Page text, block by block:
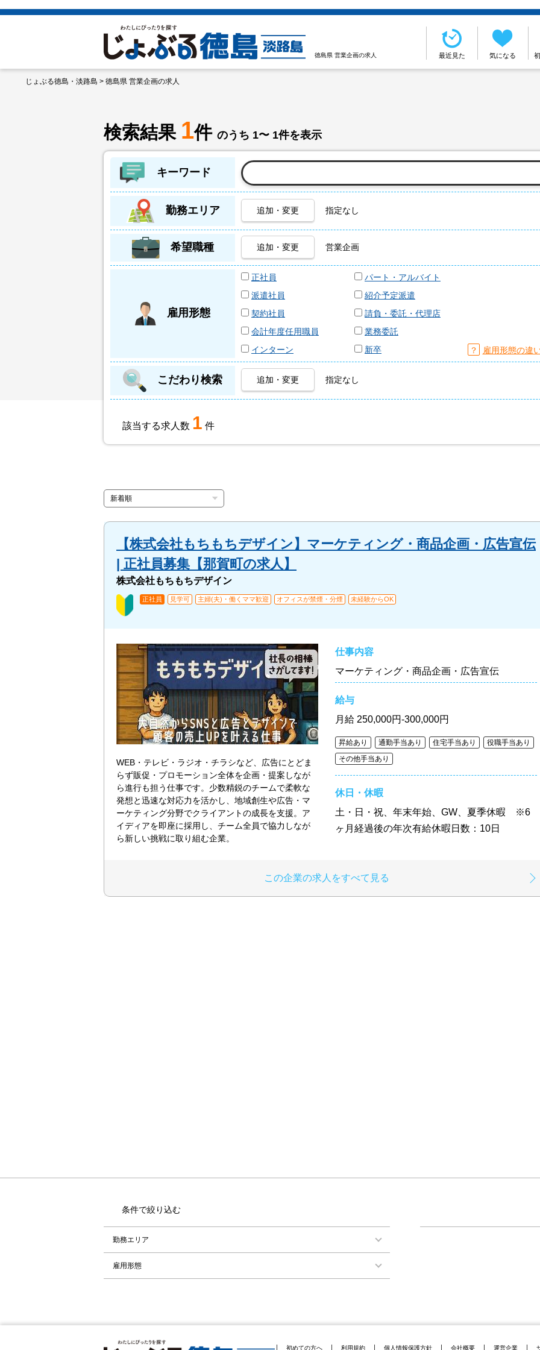
徳島県 営業企画の求人 最近見た 気になる
じょぶる徳島・淡路島 > 徳島県 営業企画の求人
検索結果 1件 のうち 1〜 1件を表示
キーワード
勤務エリア 追加・変更 指定なし
希望職種 追加・変更 営業企画
雇用形態
正社員
パート・アルバイト
派遣社員
紹介予定派遣
契約社員
請負・委託・代理店
会計年度任用職員
業務委託
インターン
新卒 ？ 雇用形態の違
こだわり検索 追加・変更 指定なし
該当する求人数 1 件
【株式会社もちもちデザイン】マーケティング・商品企画・広告宣伝
| 正社員募集【那賀町の求人】
株式会社もちもちデザイン
正社員 見学可 主婦(夫)・働くママ歓迎 オフィスが禁煙・分煙 未経験からOK
WEB・テレビ・ラジオ・チラシなど、広告にとどま
らず販促・プロモーション全体を企画・提案しなが
ら進行も担う仕事です。少数精鋭のチームで柔軟な
発想と迅速な対応力を活かし、地域創生や広告・マ
ーケティング分野でクライアントの成長を支援。ア
イディアを即座に採用し、チーム全員で協力しなが
ら新しい挑戦に取り組む企業。
仕事内容
マーケティング・商品企画・広告宣伝
給与
月給 250,000円-300,000円
昇給あり 通勤手当あり 住宅手当あり
役職手当あり
その他手当あり
休日・休暇
土・日・祝、年末年始、GW、夏季休暇 ※6
ヶ月経過後の年次有給休暇日数：10日
この企業の求人をすべて見る
条件で絞り込む
勤務エリア
雇用形態
初めての方へ 利用規約 個人情報保護方針 会社概要 運営企業